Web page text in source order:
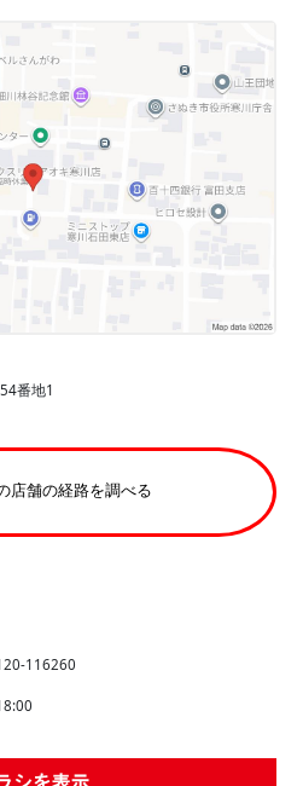
番地1
店舗の経路を調べる
116260